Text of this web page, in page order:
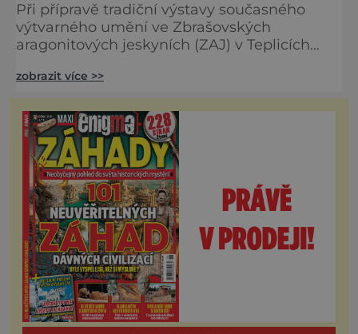
Při přípravě tradiční výstavy současného
výtvarného umění ve Zbrašovských
aragonitových jeskyních (ZAJ) v Teplicích
letos opět do osvědčených vod. Již poosmé
zde vystavují svá díla skláři, protože právě
sklo je ideálním materiálem pro prezentaci v
prostorách s vysokou vzdušnou vlhkostí a
působivě komunikuje se strukturou zdejších
skalních stěn. Na výstav
zobrazit více >>